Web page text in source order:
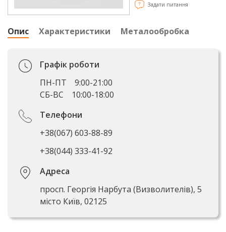
Задати питання
Опис Характеристики Металообробка
Графік роботи
ПН-ПТ
9:00-21:00
СБ-ВС
10:00-18:00
Телефони
+38(067) 603-88-89
+38(044) 333-41-92
Адреса
просп. Георгія Нарбута (Визволителів), 5
місто Київ, 02125